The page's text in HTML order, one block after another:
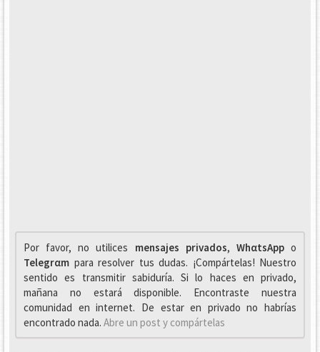
Por favor, no utilices mensajes privados, WhαtsAppo
Telegrαm para resolver tus dudas. ¡Compártelas! Nuestro
sentido es transmitir sabiduría. Si lo haces en privado,
mañana no estará disponible. Encontraste nuestra
comunidad en internet. De estar en privado no habrías
encontrado nada. Abre un post y compártelas